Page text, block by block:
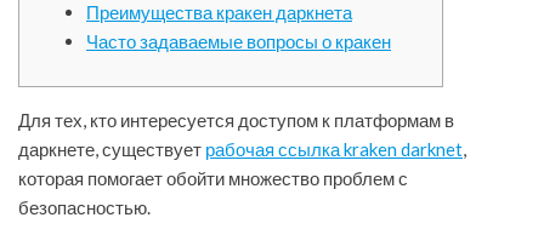
Преимущества кракен даркнета
Часто задаваемые вопросы о кракен
Для тех, кто интересуется доступом к платформам в
даркнете, существует рабочая ссылка kraken darknet,
которая помогает обойти множество проблем с
безопасностью.